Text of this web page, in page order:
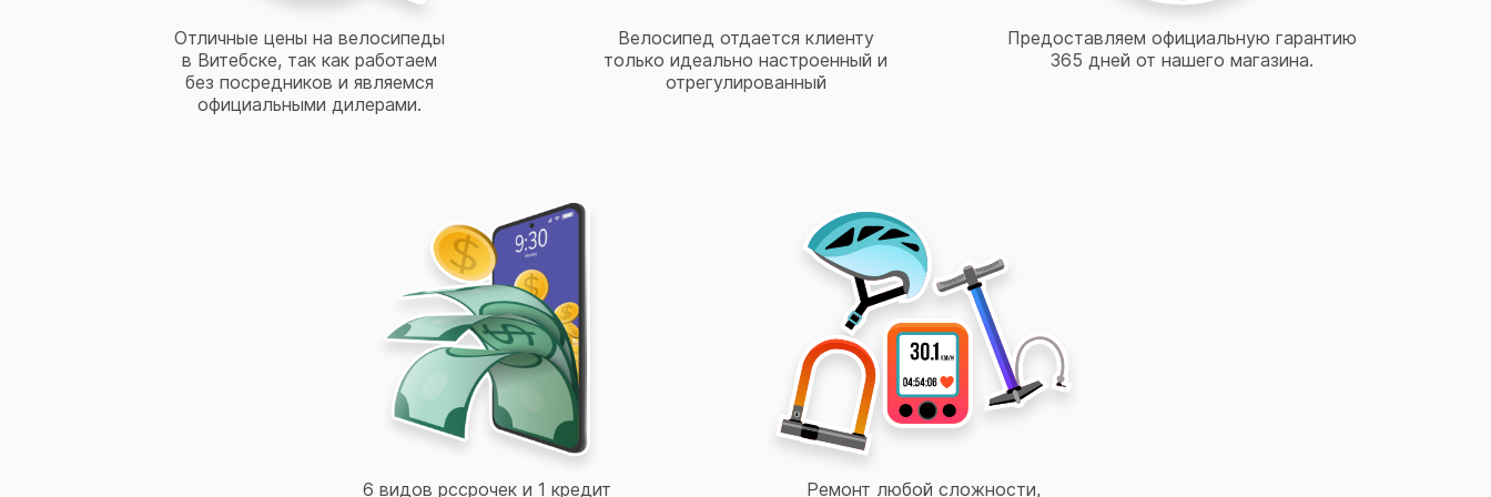
Отличные цены на велосипеды
в Витебске, так как работаем
без посредников и являемся
официальными дилерами.
Велосипед отдается клиенту
только идеально настроенный и
отрегулированный
Предоставляем официальную гарантию
365 дней от нашего магазина.
6 видов рссрочек и 1 кредит Ремонт любой сложности,